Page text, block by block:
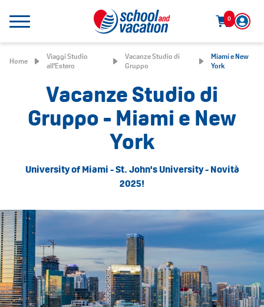
0
Home
Viaggi Studio
all'Estero
Vacanze Studio di
Gruppo
Miami e New
York
Vacanze Studio di
Gruppo - Miami e New
York
University of Miami - St. John's University - Novità
2025!